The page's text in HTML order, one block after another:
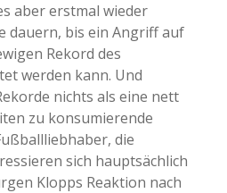
aber erstmal wieder
dauern, bis ein Angriff auf
Rekord des
werden kann. Und
nichts als eine nett
zu konsumierende
die
sich hauptsächlich
Klopps Reaktion nach